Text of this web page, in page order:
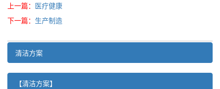
上一篇： 医疗健康
下一篇： 生产制造
清洁方案
【清洁方案】